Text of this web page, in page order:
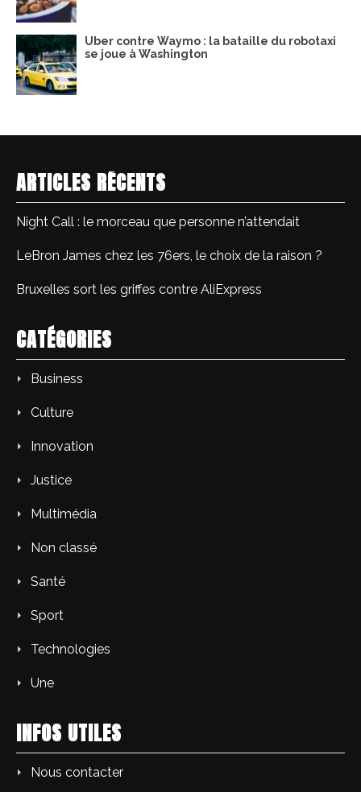
Uber contre Waymo : la bataille du robotaxi
se joue à Washington
ARTICLES RÉCENTS
Night Call : le morceau que personne n’attendait
LeBron James chez les 76ers, le choix de la raison ?
Bruxelles sort les griffes contre AliExpress
CATÉGORIES
Business
Culture
Innovation
Justice
Multimédia
Non classé
Santé
Sport
Technologies
Une
INFOS UTILES
Nous contacter